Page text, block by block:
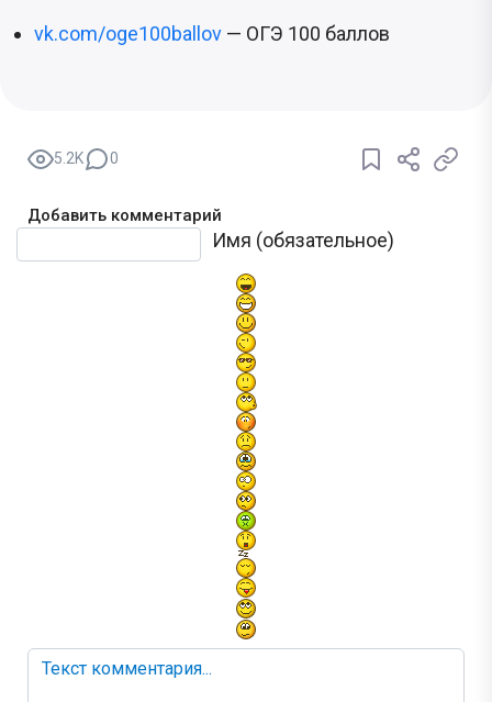
vk.com/oge100ballov — ОГЭ 100 баллов
5.2K 0
Добавить комментарий
Имя (обязательное)